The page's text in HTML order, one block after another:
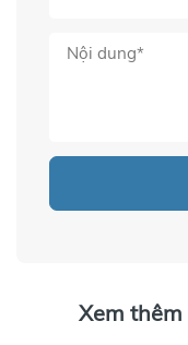
Xem thêm